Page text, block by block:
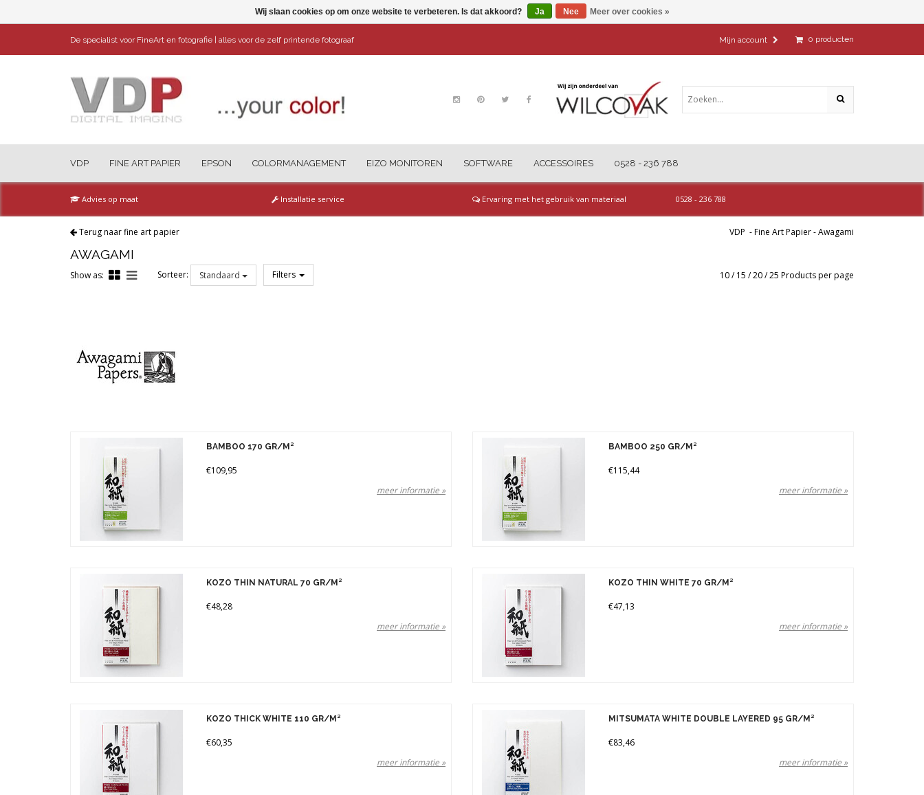
De specialist voor FineArt en fotografie | alles voor de zelf printende fotograaf 0 producten
Mijn account
VDP FINE ART PAPIER EPSON COLORMANAGEMENT EIZO MONITOREN SOFTWARE ACCESSOIRES 0528 - 236 788
Advies op maat Installatie service Ervaring met het gebruik van materiaal 0528 - 236 788
Terug naar fine art papier VDP -Fine Art Papier-Awagami
AWAGAMI
10/15 /20/25 Products per page
Show as: Sorteer: Standaard Filters
250 gr (1)
BAMBOO 170 GR/M²
€109,95
meer informatie »
BAMBOO 250 GR/M²
€115,44
meer informatie »
KOZO THIN NATURAL 70 GR/M²
€48,28
meer informatie »
KOZO THIN WHITE 70 GR/M²
€47,13
meer informatie »
KOZO THICK WHITE 110 GR/M²
€60,35
meer informatie »
MITSUMATA WHITE DOUBLE LAYERED 95 GR/M²
€83,46
meer informatie »
Wij slaan cookies op om onze website te verbeteren. Is dat akkoord? Ja Nee Meer over cookies »